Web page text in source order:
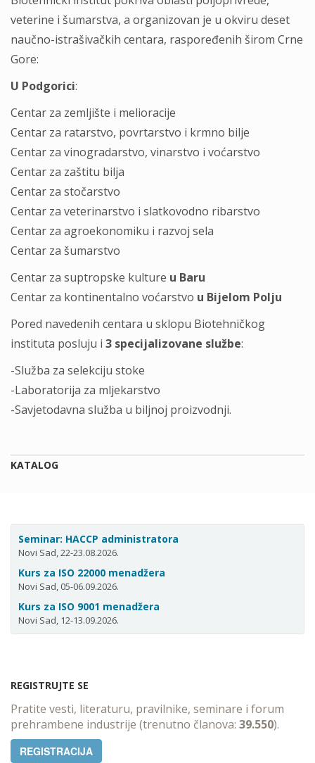
veterine i šumarstva, a organizovan je u okviru deset
naučno-istrašivačkih centara, raspoređenih širom Crne
Gore:
U Podgorici:
Centar za zemljište i melioracije
Centar za ratarstvo, povrtarstvo i krmno bilje
Centar za vinogradarstvo, vinarstvo i voćarstvo
Centar za zaštitu bilja
Centar za stočarstvo
Centar za veterinarstvo i slatkovodno ribarstvo
Centar za agroekonomiku i razvoj sela
Centar za šumarstvo
Centar za suptropske kulture u Baru
Centar za kontinentalno voćarstvo u Bijelom Polju
Pored navedenih centara u sklopu Biotehničkog
instituta posluju i 3 specijalizovane službe:
-Služba za selekciju stoke
-Laboratorija za mljekarstvo
-Savjetodavna služba u biljnoj proizvodnji.
KATALOG
Seminar: HACCP administratora
Novi Sad, 22-23.08.2026.
Kurs za ISO 22000 menadžera
Novi Sad, 05-06.09.2026.
Kurs za ISO 9001 menadžera
Novi Sad, 12-13.09.2026.
REGISTRUJTE SE
Pratite vesti, literaturu, pravilnike, seminare i forum
prehrambene industrije (trenutno članova: 39.550).
REGISTRACIJA